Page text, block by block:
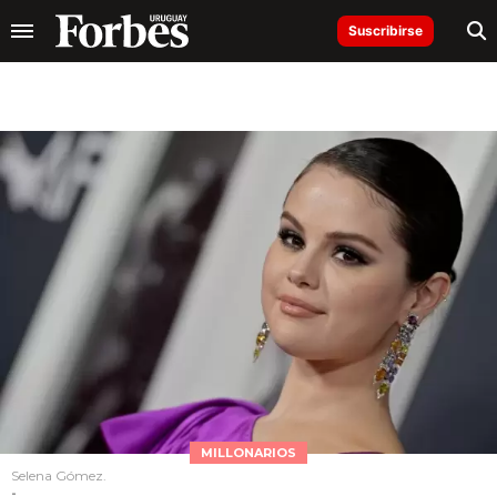
Suscribirse
MILLONARIOS
Selena Gómez.